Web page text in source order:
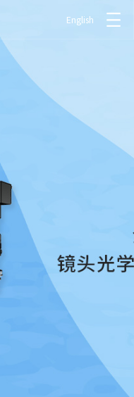
English